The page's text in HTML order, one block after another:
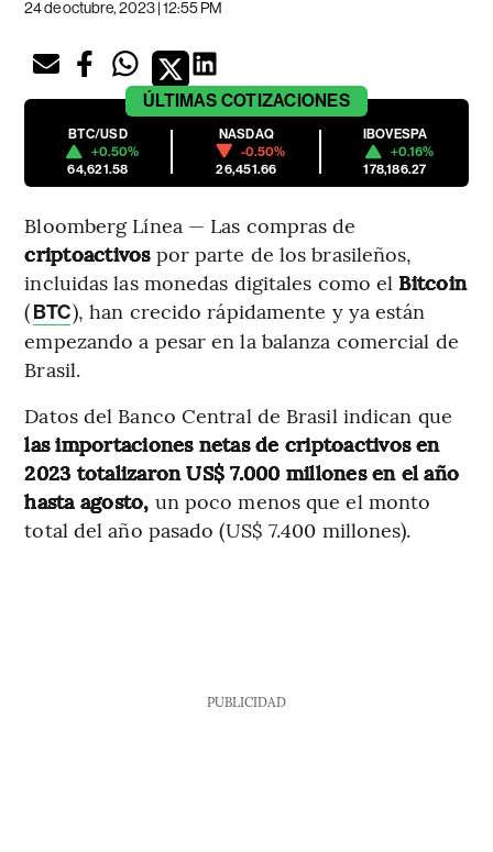
24 de octubre, 2023 | 12:55 PM
ÚLTIMAS COTIZACIONES
BTC/USD
+0.50%
64,621.58
NASDAQ
-0.50%
26,451.66
IBOVESPA
+0.16%
178,186.27
Bloomberg Línea — Las compras de
criptoactivospor parte de los brasileños,
incluidas las monedas digitales como el Bitcoin
(BTC), han crecido rápidamente y ya están
empezando a pesar en la balanza comercial de
Brasil.
Datos del Banco Central de Brasil indican que
las importaciones netas de criptoactivos en
2023 totalizaron US$ 7.000 millones en el año
hasta agosto, un poco menos que el monto
total del año pasado (US$ 7.400 millones).
PUBLICIDAD